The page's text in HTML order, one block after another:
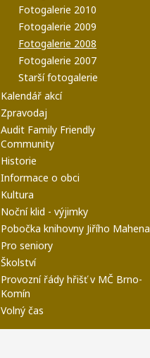
Fotogalerie 2010
Fotogalerie 2009
Fotogalerie 2008
Fotogalerie 2007
Starší fotogalerie
Kalendář akcí
Zpravodaj
Audit Family Friendly
Community
Historie
Informace o obci
Kultura
Noční klid - výjimky
Pobočka knihovny Jiřího Mahena
Pro seniory
Školství
Provozní řády hřišť v MČ Brno-
Komín
Volný čas